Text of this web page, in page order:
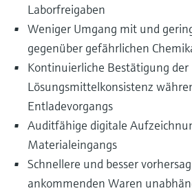
Laborfreigaben
Weniger Umgang mit und
gegenüber gefährlichen
Kontinuierliche Bestätigung der
Lösungsmittelkonsistenz
Entladevorgangs
Auditfähige digitale
Materialeingangs
Schnellere und besser
ankommenden Waren